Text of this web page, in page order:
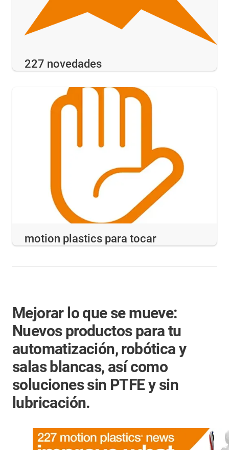
227 novedades
motion plastics para tocar
Mejorar lo que se mueve:
Nuevos productos para tu
automatización, robótica y
salas blancas, así como
soluciones sin PTFE y sin
lubricación.